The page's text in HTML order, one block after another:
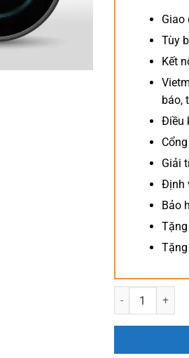
Giao
Tùy
Kết
báo,
Điều
Giải
Định
Bảo
HTD D14 ULTRA